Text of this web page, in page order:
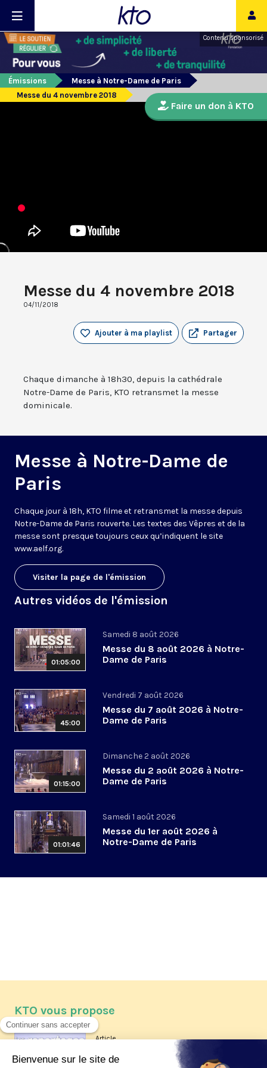
Contenu sponsorisé
Émissions
Messe à Notre-Dame de Paris
Messe du 4 novembre 2018
Messe du 4 novembre 2018
04/11/2018
Partager
Ajouter à ma playlist
Chaque dimanche à 18h30, depuis la cathédrale
Notre-Dame de Paris, KTO retransmet la messe
dominicale.
Messe à Notre-Dame de
Paris
Chaque jour à 18h, KTO filme et retransmet la messe depuis
Notre-Dame de Paris rouverte. Les textes des Vêpres et de la
messe sont presque toujours ceux qu’indiquent le site
www.aelf.org.
Visiter la page de l'émission
Autres vidéos de l'émission
01:05:00
Samedi 8 août 2026
Messe du 8 août 2026 à Notre-
Dame de Paris
45:00
Vendredi 7 août 2026
Messe du 7 août 2026 à Notre-
Dame de Paris
01:15:00
Dimanche 2 août 2026
Messe du 2 août 2026 à Notre-
Dame de Paris
01:01:46
Samedi 1 août 2026
Messe du 1er août 2026 à
Notre-Dame de Paris
Faire un don à KTO
KTO vous propose
Article
Les reportages d'été 2026 de KTO